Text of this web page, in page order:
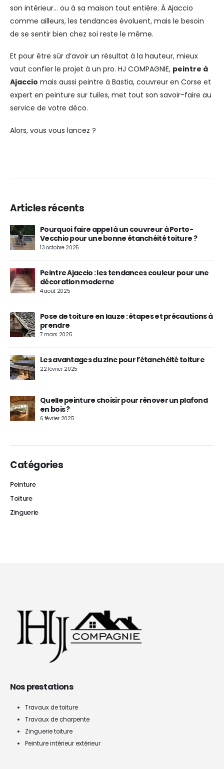
son intérieur… ou à sa maison tout entière. À Ajaccio
comme ailleurs, les tendances évoluent, mais le besoin
de se sentir bien chez soi reste le même.
Et pour être sûr d’avoir un résultat à la hauteur, mieux
vaut confier le projet à un pro. HJ COMPAGNIE, peintre à
Ajaccio mais aussi peintre à Bastia, couvreur en Corse et
expert en peinture sur tuiles, met tout son savoir-faire au
service de votre déco.
Alors, vous vous lancez ?
Articles récents
Pourquoi faire appel à un couvreur à Porto-
Vecchio pour une bonne étanchéité toiture ?
13 octobre 2025
Peintre Ajaccio : les tendances couleur pour une
décoration moderne
4 août 2025
Pose de toiture en lauze : étapes et précautions à
prendre
7 mars 2025
Les avantages du zinc pour l’étanchéité toiture
22 février 2025
Quelle peinture choisir pour rénover un plafond
en bois ?
6 février 2025
Catégories
Peinture
Toiture
Zinguerie
Nos prestations
Travaux de toiture
Travaux de charpente
Zinguerie toiture
Peinture intérieur extérieur